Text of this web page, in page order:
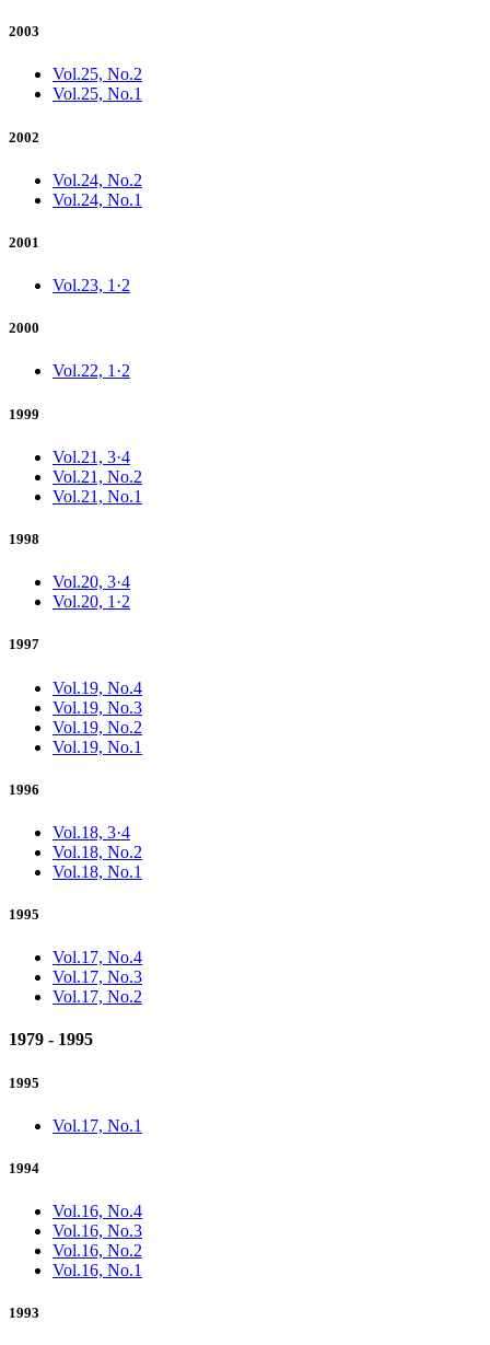
2003
Vol.25, No.2
Vol.25, No.1
2002
Vol.24, No.2
Vol.24, No.1
2001
Vol.23, 1·2
2000
Vol.22, 1·2
1999
Vol.21, 3·4
Vol.21, No.2
Vol.21, No.1
1998
Vol.20, 3·4
Vol.20, 1·2
1997
Vol.19, No.4
Vol.19, No.3
Vol.19, No.2
Vol.19, No.1
1996
Vol.18, 3·4
Vol.18, No.2
Vol.18, No.1
1995
Vol.17, No.4
Vol.17, No.3
Vol.17, No.2
1979 - 1995
1995
Vol.17, No.1
1994
Vol.16, No.4
Vol.16, No.3
Vol.16, No.2
Vol.16, No.1
1993